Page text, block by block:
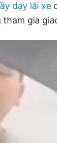
dạy lái xe
gia